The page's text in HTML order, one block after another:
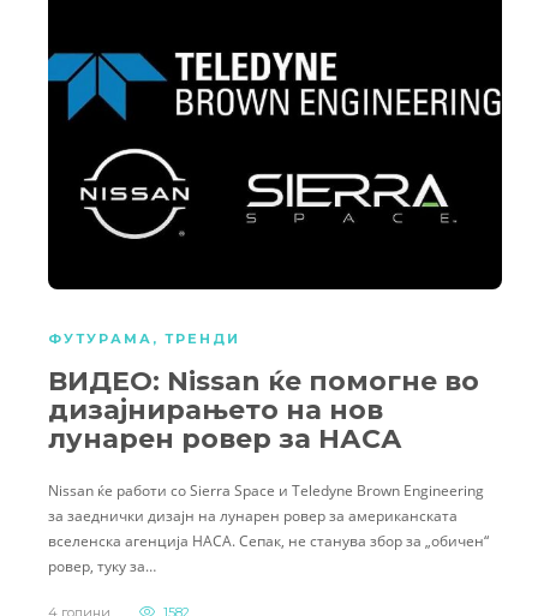
ФУТУРАМА , ТРЕНДИ
ВИДЕО: Nissan ќе помогне во
дизајнирањето на нов
лунарен ровер за НАСА
Nissan ќе работи со Sierra Space и Teledyne Brown Engineering
за заеднички дизајн на лунарен ровер за американската
вселенска агенција НАСА. Сепак, не станува збор за „обичен“
ровер, туку за…
4 години 1582